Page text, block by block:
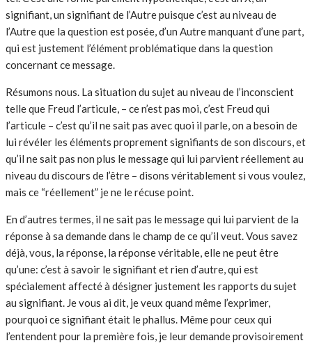
signifiant, un signifiant de l’Autre puisque c’est au niveau de
l’Autre que la question est posée, d’un Autre manquant d’une part,
qui est justement l’élément problématique dans la question
concernant ce message.
Résumons nous. La situation du sujet au niveau de l’inconscient
telle que Freud l’articule, – ce n’est pas moi, c’est Freud qui
l’articule – c’est qu’il ne sait pas avec quoi il parle, on a besoin de
lui révéler les éléments proprement signifiants de son discours, et
qu’il ne sait pas non plus le message qui lui parvient réellement au
niveau du discours de l’être – disons véritablement si vous voulez,
mais ce “réellement” je ne le récuse point.
En d’autres termes, il ne sait pas le message qui lui parvient de la
réponse à sa demande dans le champ de ce qu’il veut. Vous savez
déjà, vous, la réponse, la réponse véritable, elle ne peut être
qu’une: c’est à savoir le signifiant et rien d’autre, qui est
spécialement affecté à désigner justement les rapports du sujet
au signifiant. Je vous ai dit, je veux quand même l’exprimer,
pourquoi ce signifiant était le phallus. Même pour ceux qui
l’entendent pour la première fois, je leur demande provisoirement